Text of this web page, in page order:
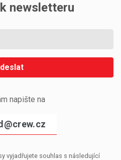
newsletteru
napište na
vyjadřujete souhlas s následující